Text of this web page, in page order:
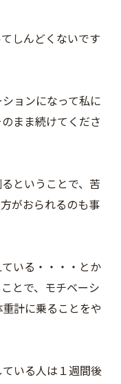
しんどくないです
ョンになって私に
まま続けてくださ
ということで、苦
がおられるのも事
いる・・・・とか
とで、モチベーシ
計に乗ることをや
いる人は１週間後